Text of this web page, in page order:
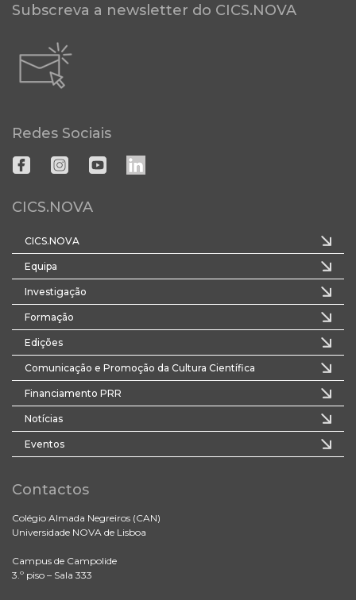
Subscreva a newsletter do CICS.NOVA
Redes Sociais
CICS.NOVA
CICS.NOVA
Equipa
Investigação
Formação
Edições
Comunicação e Promoção da Cultura Científica
Financiamento PRR
Notícias
Eventos
Contactos
Colégio Almada Negreiros (CAN)
Universidade NOVA de Lisboa
Campus de Campolide
3.º piso – Sala 333